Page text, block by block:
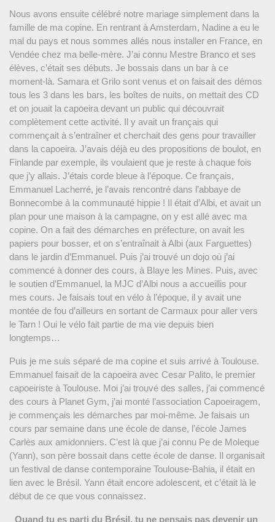
Nous avons ensuite célébré notre mariage simplement dans la
famille de ma copine. En rentrant à Amsterdam, Nadine a eu le
mal du pays et nous sommes allés nous installer en France, en
Vendée chez ma belle-mère. J’ai connu Mestre Branco et ses
élèves, c’était ses débuts. Je bossais dans un bar à ce
moment-là. Samara et Grilo sont venus et on faisait des démos
tous les 3 dans les bars, les boîtes de nuits, on mettait des CD
et on jouait la capoeira devant un public qui découvrait
complètement cette activité. Il y avait un français qui
commençait à s’entraîner et cherchait des gens pour travailler
dans la capoeira. J’avais déjà eu des propositions de boulot, en
Finlande par exemple, ils voulaient que je reste à chaque fois
que j’y allais. J’étais corde bleue à l’époque. Ce français,
Emmanuel Lacherré, je l’avais rencontré dans l’abbaye de
Bonnecombe à la communauté hippie ! Il était d’Albi, et avait un
plan pour une maison à la campagne, on y est allé avec ma
copine. On a fait des démarches en préfecture, on avait les
papiers pour bosser, et on s’entraînait à Albi (aux Farguettes)
dans le jardin d’Emmanuel. Puis j’ai trouvé un dojo où j’ai
commencé à donner des cours, à Blaye les Mines. Puis, avec
le soutien d’Emmanuel, la MJC d’Albi nous a accueillis pour
mes cours. Je faisais tout en vélo à l’époque, il y avait une
montée de fou d’ailleurs en sortant de Carmaux pour aller vers
le Tarn ! Oui le vélo fait partie de ma vie depuis bien
longtemps…
Puis je me suis séparé de ma copine et suis arrivé à Toulouse.
Emmanuel faisait de la capoeira avec Cesar Palito, le premier
capoeiriste à Toulouse. Moi j’ai trouvé des salles, j’ai commencé
des cours à Planet Gym, j’ai monté l’association Capoeiragem,
je commençais les démarches par moi-même. Je faisais un
cours par semaine dans une école de danse, l’école James
Carlès aux amidonniers. C’est là que j’ai connu Pe de Moleque
(Yann), son père bossait dans cette école de danse. Il organisait
un festival de danse contemporaine Toulouse-Bahia, il était en
lien avec le Brésil. Yann était encore adolescent, et c’était là le
début de ce que vous connaissez.
Quand tu es parti du Brésil, tu ne pensais pas devenir un